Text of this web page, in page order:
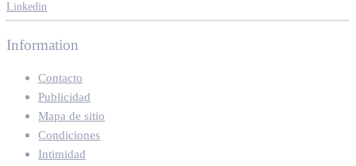
Linkedin
Information
Contacto
Publicidad
Mapa de sitio
Condiciones
Intimidad